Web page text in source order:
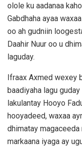
olole ku aadanaa
Gabdhaha ayaa
oo ah gudniin
Daahir Nuur oo u
laguday.
Ifraax Axmed wexey
baadiyaha lagu
lakulantay Hooyo
hooyadeed, waxaa
dhimatay magaceeda
markaana iyaga ay